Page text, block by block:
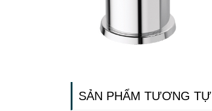
SẢN PHẨM TƯƠNG TỰ